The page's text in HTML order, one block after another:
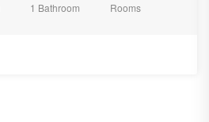
1 Bathroom Rooms